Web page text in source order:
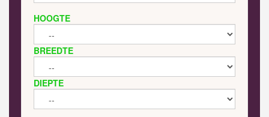
HOOGTE
BREEDTE
DIEPTE